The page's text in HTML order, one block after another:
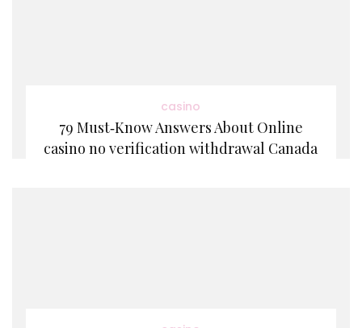
casino
79 Must‑Know Answers About Online
casino no verification withdrawal Canada